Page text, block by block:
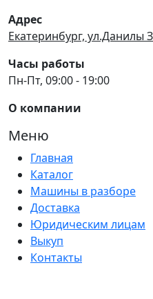
Адрес
Екатеринбург, ул.Данилы
Часы работы
Пн-Пт, 09:00 - 19:00
О компании
Меню
Главная
Каталог
Машины в разборе
Доставка
Юридическим лицам
Выкуп
Контакты